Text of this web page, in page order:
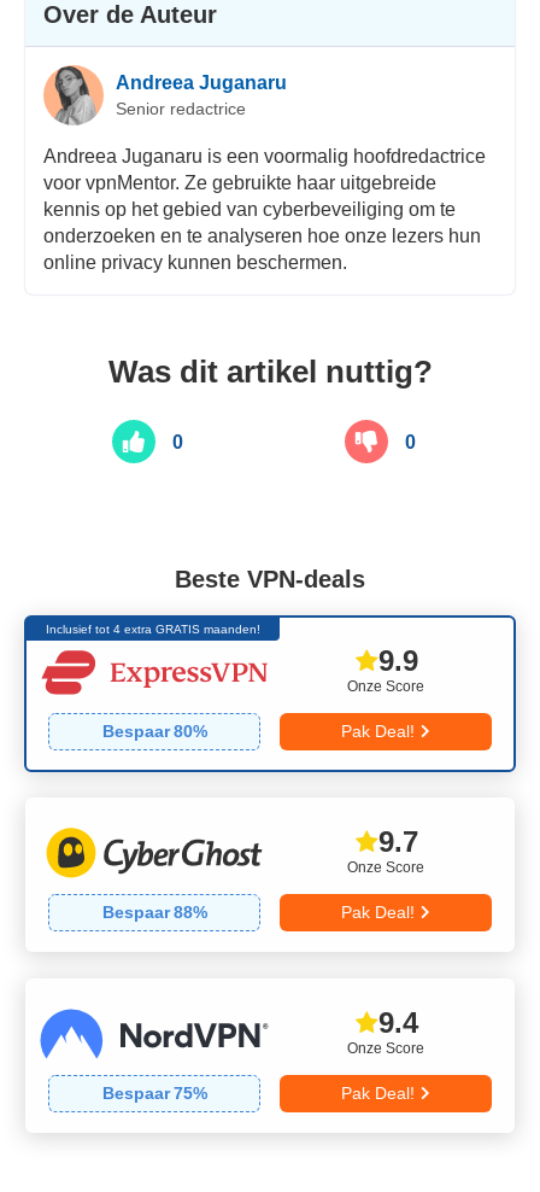
Over de Auteur
Andreea Juganaru
Senior redactrice
Andreea Juganaru is een voormalig hoofdredactrice
voor vpnMentor. Ze gebruikte haar uitgebreide
kennis op het gebied van cyberbeveiliging om te
onderzoeken en te analyseren hoe onze lezers hun
online privacy kunnen beschermen.
Was dit artikel nuttig?
0 0
Beste VPN-deals
Inclusief tot 4 extra GRATIS maanden!
Onze Score
9.9
Bespaar 80% Pak Deal!
Onze Score
9.7
Bespaar 88% Pak Deal!
Onze Score
9.4
Bespaar 75% Pak Deal!